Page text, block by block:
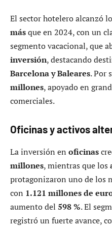
El sector hotelero alcanzó
másque en 2024, con un
segmento vacacional, que
inversión, destacando
Barcelona y Baleares. Por
millones, apoyado en
comerciales.
Oficinas y activos
La inversión en oficinas
millones, mientras que los
protagonizaron uno de los
con 1.121 millones de
aumento del 598 %. El
registró un fuerte avance,